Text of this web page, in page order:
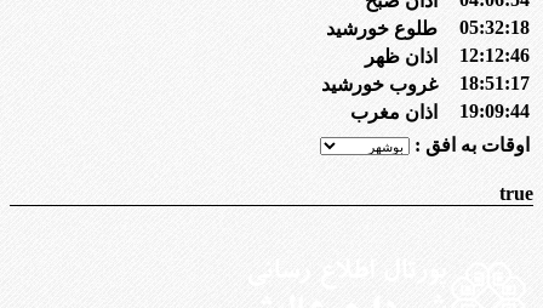
05:32:18
طلوع خورشید
12:12:46
اذان ظهر
18:51:17
غروب خورشید
19:09:44
اذان مغرب
اوقات به افق :
true